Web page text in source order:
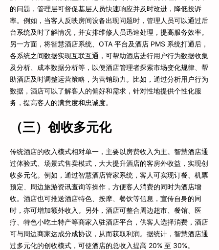
的问题，管理层可督促基层人员快速响应并及时改进，降低投诉
率。例如，当客人反映房间设备出现问题时，管理人员可以通过后
台系统及时了解情况，并安排维修人员迅速处理，提高服务效率。
另一方面，将智慧酒店系统、OTA 平台及酒店 PMS 系统打通后，
各系统之间数据实现互联互通，可帮助酒店进行用户行为数据收集
及分析、成本数据分析等，以便酒店管理者探索市场变化规律、帮
助酒店及时调整运营策略，为营销助力。比如，通过分析用户行为
数据，酒店可以了解客人的偏好和需求，针对性地提供个性化服
务，提高客人的满意度和忠诚度。
（三）创收多元化
传统酒店的收入模式相对单一，主要以房费收入为主。智慧酒店通
过体验式、场景式售卖模式，大大提升酒店的客房外收益，实现创
收多元化。例如，通过智慧酒店管家系统，客人可实现订餐、机票
预定、周边旅游资讯查询等操作，方便客人消费的同时为酒店增
收。酒店也可推送酒店特色、按摩、餐饮等信息，宣传自身的同
时，亦可增加额外收入。另外，酒店可整合周边超市、餐馆、医
疗、特色小吃土特产等商家入驻酒店平台，供客人选择消费，酒店
可与周边商家达成分成协议，从而获取利润。据统计，智慧酒店通
过多元化的创收模式，可使酒店的总收入提高 20% 至 30%。